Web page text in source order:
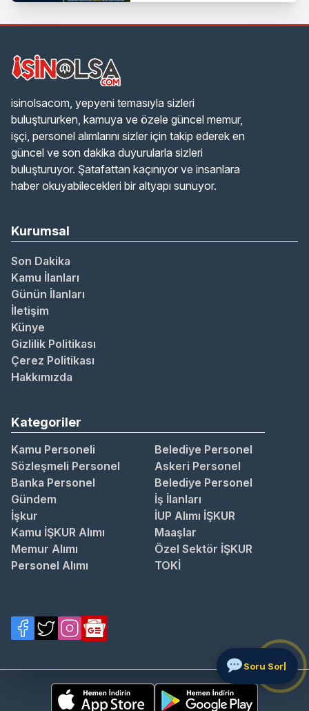
isinolsacom, yepyeni temasıyla sizleri
buluştururken, kamuya ve özele güncel memur,
işçi, personel alımlarını sizler için takip ederek en
güncel ve son dakika duyurularla sizleri
buluşturuyor. Şatafattan kaçınıyor ve insanlara
haber okuyabilecekleri bir altyapı sunuyor.
Kurumsal
Son Dakika
Kamu İlanları
Günün İlanları
İletişim
Künye
Gizlilik Politikası
Çerez Politikası
Hakkımızda
Kategoriler
Kamu Personeli
Belediye Personel
Sözleşmeli Personel
Askeri Personel
Banka Personel
Belediye Personel
Gündem
İş İlanları
İşkur
İUP Alımı İŞKUR
Kamu İŞKUR Alımı
Maaşlar
Memur Alımı
Özel Sektör İŞKUR
Personel Alımı
TOKİ